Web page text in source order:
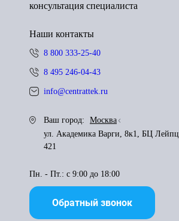
консультация специалиста
Наши контакты
8 800 333-25-40
8 495 246-04-43
info@centrattek.ru
Ваш город:
Москва
ул. Академика Варги, 8к1, БЦ
421
Пн. - Пт.: с 9:00 до 18:00
Обратный звонок